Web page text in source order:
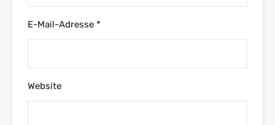
E-Mail-Adresse *
Website